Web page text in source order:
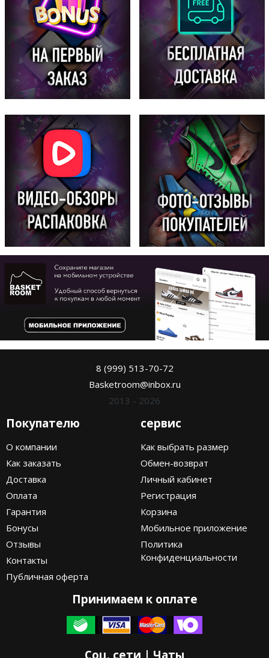
8 (999) 513-70-72
Basketroom@inbox.ru
2013 - 2026
Покупателю
О компании
Как заказать
Доставка
Оплата
Гарантия
Бонусы
Отзывы
Контакты
Публичная оферта
сервис
Как выбрать размер
Обмен-возврат
Личный кабинет
Регистрация
Корзина
Мобильное приложение
Политика
Конфиденциальности
Принимаем к оплате
Соц. сети | Чаты